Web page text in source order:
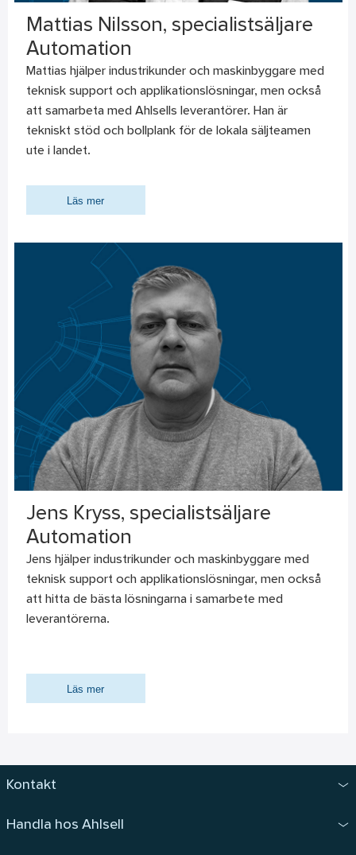
Mattias Nilsson, specialistsäljare
Automation
Mattias hjälper industrikunder och maskinbyggare med
teknisk support och applikationslösningar, men också
att samarbeta med Ahlsells leverantörer. Han är
tekniskt stöd och bollplank för de lokala säljteamen
ute i landet.
Läs mer
Jens Kryss, specialistsäljare
Automation
Jens hjälper industrikunder och maskinbyggare med
teknisk support och applikationslösningar, men också
att hitta de bästa lösningarna i samarbete med
leverantörerna.
Läs mer
Kontakt
Handla hos Ahlsell